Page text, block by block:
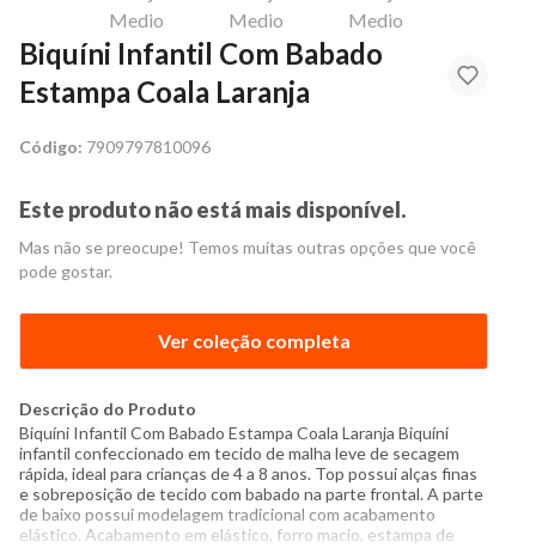
Biquíni Infantil Com Babado
Estampa Coala Laranja
Código: 7909797810096
Este produto não está mais disponível.
Mas não se preocupe! Temos muitas outras opções que você
pode gostar.
Ver coleção completa
Descrição do Produto
Biquíni Infantil Com Babado Estampa Coala Laranja Biquíni
infantil confeccionado em tecido de malha leve de secagem
rápida, ideal para crianças de 4 a 8 anos. Top possui alças finas
e sobreposição de tecido com babado na parte frontal. A parte
de baixo possui modelagem tradicional com acabamento
elástico. Acabamento em elástico, forro macio, estampa de